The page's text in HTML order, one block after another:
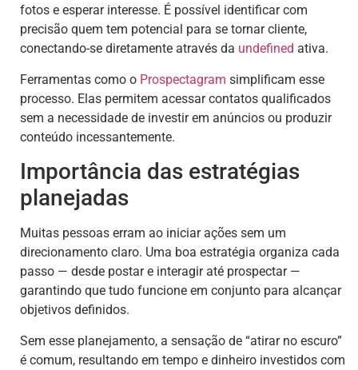
fotos e esperar interesse. É possível identificar com
precisão quem tem potencial para se tornar cliente,
conectando-se diretamente através da undefined ativa.
Ferramentas como o Prospectagram simplificam esse
processo. Elas permitem acessar contatos qualificados
sem a necessidade de investir em anúncios ou produzir
conteúdo incessantemente.
Importância das estratégias
planejadas
Muitas pessoas erram ao iniciar ações sem um
direcionamento claro. Uma boa estratégia organiza cada
passo — desde postar e interagir até prospectar —
garantindo que tudo funcione em conjunto para alcançar
objetivos definidos.
Sem esse planejamento, a sensação de “atirar no escuro”
é comum, resultando em tempo e dinheiro investidos com